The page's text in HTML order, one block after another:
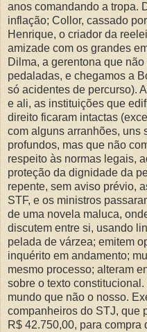
anos comandando a tropa.
inflação; Collor, cassado
Henrique, o criador da
amizade com os grandes
Dilma, a gerentona que
pedaladas, e chegamos a
só acidentes de percurso).
e ali, as instituições que
direito ficaram intactas
com alguns arranhões, uns
profundos, mas que não
respeito às normas legais,
proteção da dignidade da
repente, sem aviso prévio,
STF, e os ministros
de uma novela maluca,
discutem entre si, usando
pelada de várzea; emitem
inquérito em andamento;
mesmo processo; alteram
sobre o texto
mundo que não o nosso.
companheiros do STJ, que
R$ 42.750,00, para compra